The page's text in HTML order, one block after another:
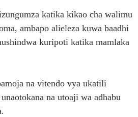
katika kikao cha walimu
ambapo alieleza kuwa baadhi
kuripoti katika mamlaka
na vitendo vya ukatili
na utoaji wa adhabu